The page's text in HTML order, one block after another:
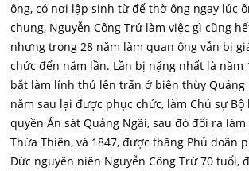
ông, có nơi lập sinh từ đế thờ ông ngay lúc
chung, Nguyễn Công Trứ làm việc gì cũng
nhưng trong 28 năm làm quan ông vẫn bị
chức đến năm lần. Lần bị nặng nhất là năm
bắt làm lính thú lên trấn ở biên thùy Quảng
năm sau lại được phục chức, làm Chủ sự
quyền Án sát Quảng Ngãi, sau đó đổi ra
Thừa Thiên, và 1847, được thăng Phủ doãn
Đức nguyên niên Nguyễn Công Trứ 70 tuổi,